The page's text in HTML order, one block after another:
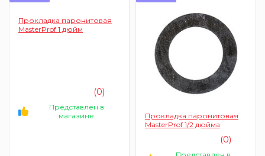
Прокладка паронитовая
MasterProf 1 дюйм
(0)
Представлен в
магазине
Прокладка паронитовая
MasterProf 1/2 дюйма
(0)